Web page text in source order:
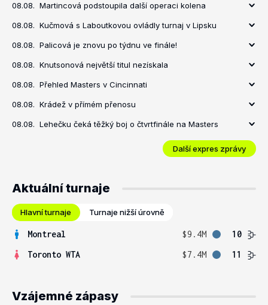
08.08. Martincová podstoupila další operaci kolena
08.08. Kučmová s Laboutkovou ovládly turnaj v Lipsku
08.08. Palicová je znovu po týdnu ve finále!
08.08. Knutsonová největší titul nezískala
08.08. Přehled Masters v Cincinnati
08.08. Krádež v přímém přenosu
08.08. Lehečku čeká těžký boj o čtvrtfinále na Masters
Další expres zprávy
Aktuální turnaje
Hlavní turnaje Turnaje nižší úrovně
Montreal $9.4M
10
Toronto WTA
$7.4M 11
Vzájemné zápasy